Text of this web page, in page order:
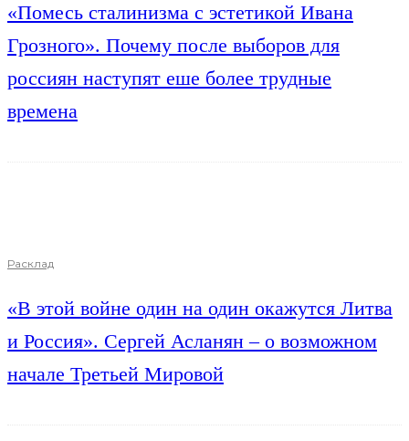
«Помесь сталинизма с эстетикой Ивана
Грозного». Почему после выборов для
россиян наступят еше более трудные
времена
Расклад
«В этой войне один на один окажутся Литва
и Россия». Сергей Асланян – о возможном
начале Третьей Мировой